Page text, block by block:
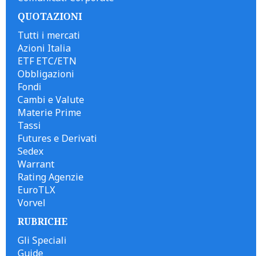
QUOTAZIONI
Tutti i mercati
Azioni Italia
ETF ETC/ETN
Obbligazioni
Fondi
Cambi e Valute
Materie Prime
Tassi
Futures e Derivati
Sedex
Warrant
Rating Agenzie
EuroTLX
Vorvel
RUBRICHE
Gli Speciali
Guide